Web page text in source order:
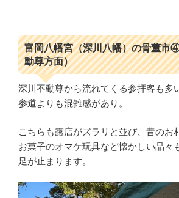
富岡八幡宮（深川八幡）の骨董市
動尊方面）
深川不動尊から流れてくる参拝客も多
参道よりも混雑感があり。
こちらも露店がズラリと並び、昔のお
お菓子のオマケ玩具など懐かしい品々
足が止まります。